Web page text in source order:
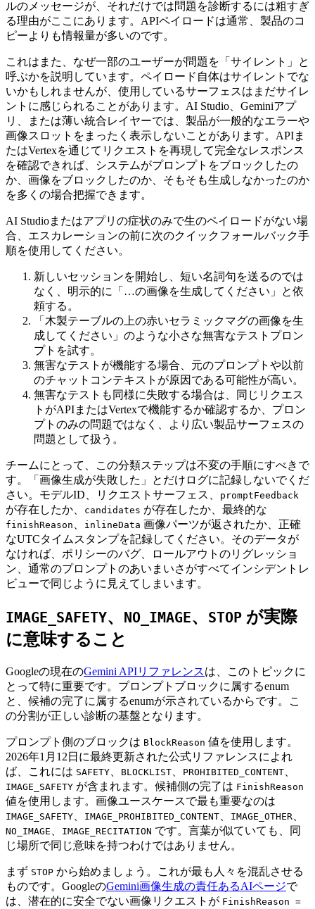
ルのメッセージが、それだけでは問題を診断するには粗すぎ
る理由がここにあります。APIペイロードは通常、製品のコ
ピーよりも情報量が多いのです。
これはまた、なぜ一部のユーザーが問題を「サイレント」と
呼ぶかを説明しています。ペイロード自体はサイレントでな
いかもしれませんが、使用しているサーフェスはまだサイレ
ントに感じられることがあります。AI Studio、Geminiアプ
リ、または薄い統合レイヤーでは、製品が一般的なエラーや
画像スロットをまったく表示しないことがあります。APIま
たはVertexを通じてリクエストを再現して完全なレスポンス
を確認できれば、システムがプロンプトをブロックしたの
か、画像をブロックしたのか、そもそも生成しなかったのか
を多くの場合把握できます。
AI Studioまたはアプリの症状のみで生のペイロードがない場
合、エスカレーションの前に次のクイックフォールバック手
順を使用してください。
新しいセッションを開始し、短い名詞句を送るのでは
なく、明示的に「…の画像を生成してください」と依
頼する。
「木製テーブルの上の赤いセラミックマグの画像を生
成してください」のような小さな無害なテストプロン
プトを試す。
無害なテストが機能する場合、元のプロンプトや以前
のチャットコンテキストが原因である可能性が高い。
無害なテストも同様に失敗する場合は、同じリクエス
トがAPIまたはVertexで機能するか確認するか、プロン
プトのみの問題ではなく、より広い製品サーフェスの
問題として扱う。
チームにとって、この分類ステップは不変の手順にすべきで
す。「画像生成が失敗した」とだけログに記録しないでくだ
さい。モデルID、リクエストサーフェス、
promptFeedback
が存在したか、 candidates が存在したか、最終的な
finishReason 、 inlineData 画像パーツが返されたか、正確
なUTCタイムスタンプを記録してください。そのデータが
なければ、ポリシーのバグ、ロールアウトのリグレッショ
ン、通常のプロンプトのあいまいさがすべてインシデントレ
ビューで同じように見えてしまいます。
IMAGE_SAFETY、 NO_IMAGE、 STOP が実際
に意味すること
Googleの現在のGemini APIリファレンスは、このトピックに
とって特に重要です。プロンプトブロックに属するenum
と、候補の完了に属するenumが示されているからです。こ
の分割が正しい診断の基盤となります。
プロンプト側のブロックは BlockReason 値を使用します。
2026年1月12日に最終更新された公式リファレンスによれ
ば、これには SAFETY BLOCKLIST PROHIBITED_CONTENT
IMAGE_SAFETY が含まれます。候補側の完了は FinishReason
値を使用します。画像ユースケースで最も重要なのは
IMAGE_SAFETY IMAGE_PROHIBITED_CONTENT IMAGE_OTHER
NO_IMAGE IMAGE_RECITATION です。言葉が似ていても、同
じ場所で同じ意味を持つわけではありません。
まず STOP から始めましょう。これが最も人々を混乱させる
ものです。GoogleのGemini画像生成の責任あるAIページで
は、潜在的に安全でない画像リクエストが FinishReason =